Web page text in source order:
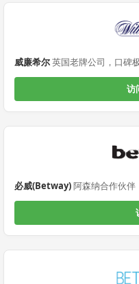
威廉希尔英国老牌公司，口碑
访
必威(Betway)阿森纳合作伙伴